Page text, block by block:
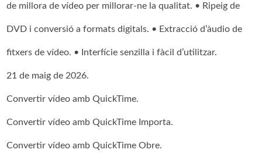
de millora de vídeo per millorar-ne la qualitat. • Ripeig de
DVD i conversió a formats digitals. • Extracció d’àudio de
fitxers de vídeo. • Interfície senzilla i fàcil d’utilitzar.
21 de maig de 2026.
Convertir vídeo amb QuickTime.
Convertir vídeo amb QuickTime Importa.
Convertir vídeo amb QuickTime Obre.